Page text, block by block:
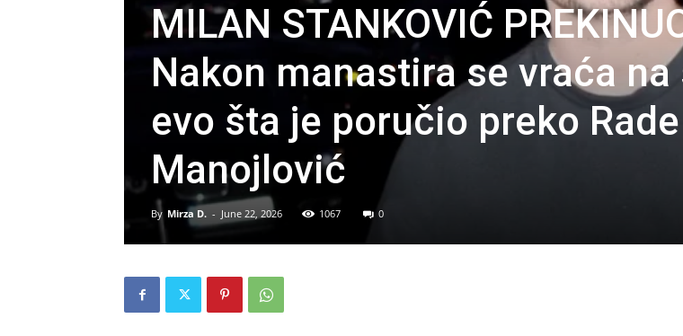
MILAN STANKOVIĆ
Nakon manastira se vraća na
evo šta je poručio preko Rade
Manojlović
By Mirza D. - June 22, 2026 1067 0